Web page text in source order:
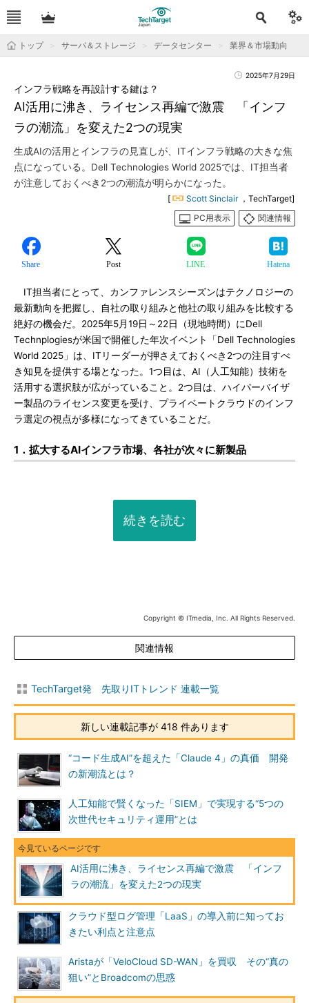
トップ サーバ＆ストレージ データセンター 業界＆市場動向
2025年7月29日
AI活用に沸き、ライセンス再編で激震 「インフ
ラの潮流」を変えた2つの現実
インフラ戦略を再設計する鍵は？
生成AIの活用とインフラの見直しが、ITインフラ戦略の大きな焦
点になっている。Dell Technologies World 2025では、IT担当者
が注意しておくべき2つの潮流が明らかになった。
[ Scott Sinclair ，TechTarget]
PC用表示
関連情報
Share Post LINE Hatena
IT担当者にとって、カンファレンスシーズンはテクノロジーの
最新動向を把握し、自社の取り組みと他社の取り組みを比較する
絶好の機会だ。2025年5月19日～22日（現地時間）にDell
Technplogiesが米国で開催した年次イベント「Dell Technologies
World 2025」は、ITリーダーが押さえておくべき2つの注目すべ
き知見を提供する場となった。1つ目は、AI（人工知能）技術を
活用する選択肢が広がっていること。2つ目は、ハイパーバイザ
ー製品のライセンス変更を受け、プライベートクラウドのインフ
ラ選定の視点が多様になってきていることだ。
1．拡大するAIインフラ市場、各社が次々に新製品
続きを読む
Copyright © ITmedia, Inc. All Rights Reserved.
関連情報
TechTarget発 先取りITトレンド 連載一覧
新しい連載記事が 418 件あります
“コード生成AI”を超えた「Claude 4」の真価 開発
の新潮流とは？
人工知能で賢くなった「SIEM」で実現する“5つの
次世代セキュリティ運用”とは
AI活用に沸き、ライセンス再編で激震 「インフ
ラの潮流」を変えた2つの現実
クラウド型ログ管理「LaaS」の導入前に知ってお
きたい利点と注意点
Aristaが「VeloCloud SD-WAN」を買収 その“真の
狙い”とBroadcomの思惑